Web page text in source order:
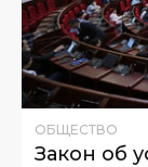
ОБЩЕСТВО
Закон об